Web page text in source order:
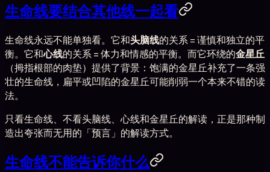
生命线要结合其他线一起看
生命线永远不能单独看。它和头脑线的关系 = 谨慎和独立的平
衡。它和心线的关系 = 体力和情感的平衡。而它环绕的金星丘
（拇指根部的肉垫）提供了背景：饱满的金星丘补充了一条强
壮的生命线，扁平或凹陷的金星丘可能削弱一个本来不错的读
法。
只看生命线、不看头脑线、心线和金星丘的解读，正是那种制
造出夸张而无用的「预言」的解读方式。
生命线不能告诉你什么